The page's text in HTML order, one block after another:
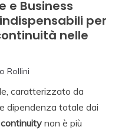
e Business
per
nelle
Rollini
caratterizzato da
dipendenza totale dai
non è più